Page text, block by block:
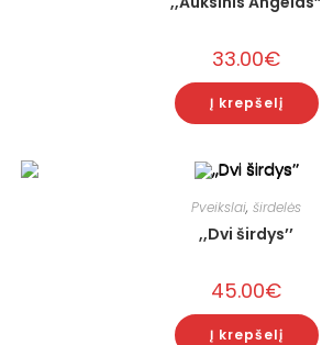
33.00€
Į krepšelį
Pveikslai, širdelės
,,Dvi širdys’’
45.00€
Į krepšelį